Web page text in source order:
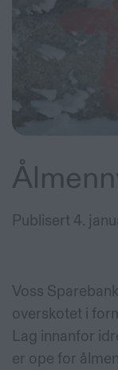
Publisert 4.
Voss
overskotet i
Lag innanfor
er ope for